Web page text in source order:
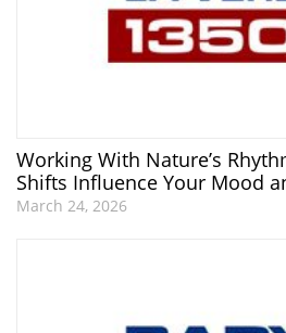
Working With Nature’s
Shifts Influence Your Mood
March 24, 2026